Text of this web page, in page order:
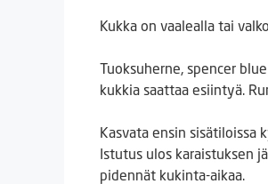
Kukka on vaalealla tai
Tuoksuherne, spencer
kukkia saattaa esiintyä.
Kasvata ensin sisätiloissa
Istutus ulos karaistuksen
pidennät kukinta-aikaa.